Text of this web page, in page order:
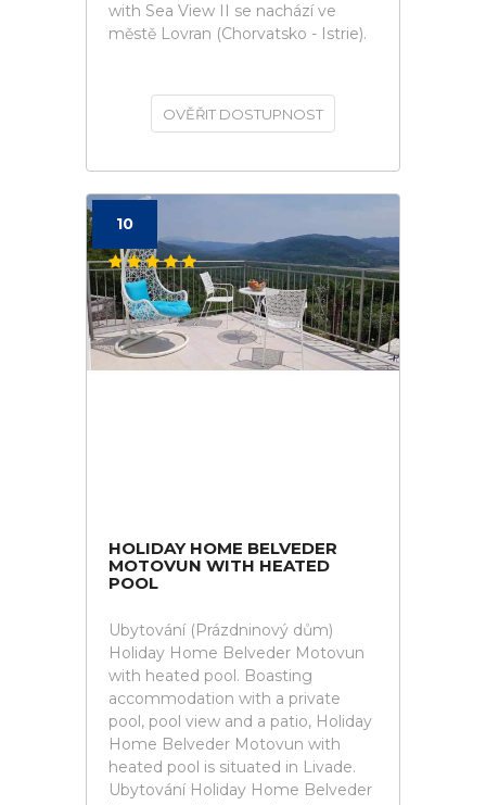
with Sea View II se nachází ve
městě Lovran (Chorvatsko - Istrie).
OVĚŘIT DOSTUPNOST
10
HOLIDAY HOME BELVEDER
MOTOVUN WITH HEATED
POOL
Ubytování (Prázdninový dům)
Holiday Home Belveder Motovun
with heated pool. Boasting
accommodation with a private
pool, pool view and a patio, Holiday
Home Belveder Motovun with
heated pool is situated in Livade.
Ubytování Holiday Home Belveder